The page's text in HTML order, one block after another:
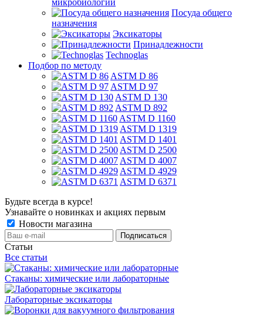
микробиологии
Посуда общего
назначения
Эксикаторы
Принадлежности
Technoglas
Подбор по методу
ASTM D 86
ASTM D 97
ASTM D 130
ASTM D 892
ASTM D 1160
ASTM D 1319
ASTM D 1401
ASTM D 2500
ASTM D 4007
ASTM D 4929
ASTM D 6371
Будьте всегда в курсе!
Узнавайте о новинках и акциях первым
Новости магазина
Статьи
Все статьи
Стаканы: химические или лабораторные
Лабораторные эксикаторы